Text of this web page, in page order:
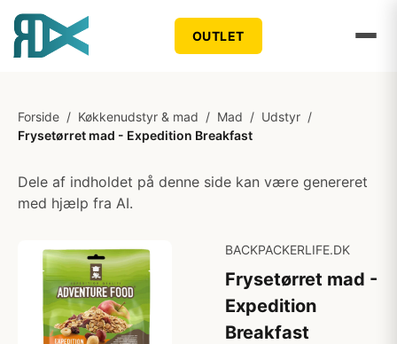
OUTLET
Forside / Køkkenudstyr & mad / Mad / Udstyr /
Frysetørret mad - Expedition Breakfast
Dele af indholdet på denne side kan være genereret
med hjælp fra AI.
BACKPACKERLIFE.DK
Frysetørret mad -
Expedition
Breakfast